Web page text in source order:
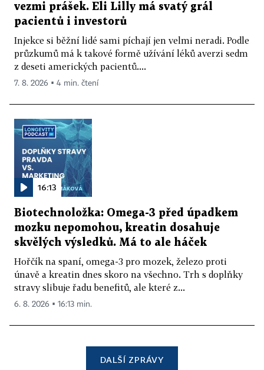
vezmi prášek. Eli Lilly má svatý grál
pacientů i investorů
Injekce si běžní lidé sami píchají jen velmi neradi. Podle
průzkumů má k takové formě užívání léků averzi sedm
z deseti amerických pacientů....
7. 8. 2026 ▪ 4 min. čtení
16:13
Biotechnoložka: Omega-3 před úpadkem
mozku nepomohou, kreatin dosahuje
skvělých výsledků. Má to ale háček
Hořčík na spaní, omega-3 pro mozek, železo proti
únavě a kreatin dnes skoro na všechno. Trh s doplňky
stravy slibuje řadu benefitů, ale které z...
6. 8. 2026 ▪ 16:13 min.
DALŠÍ ZPRÁVY